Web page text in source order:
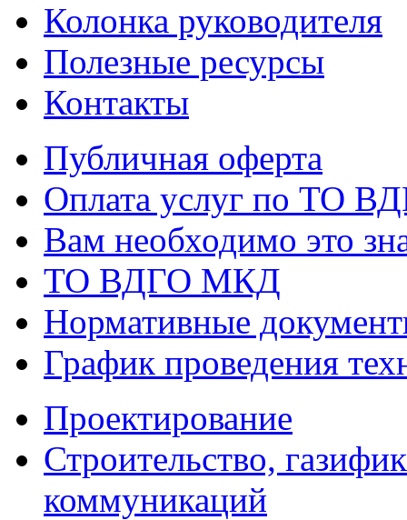
Колонка руководителя
Полезные ресурсы
Контакты
Публичная оферта
Оплата услуг по ТО
Вам необходимо это
ТО ВДГО МКД
Нормативные
График проведения
Проектирование
Строительство,
коммуникаций